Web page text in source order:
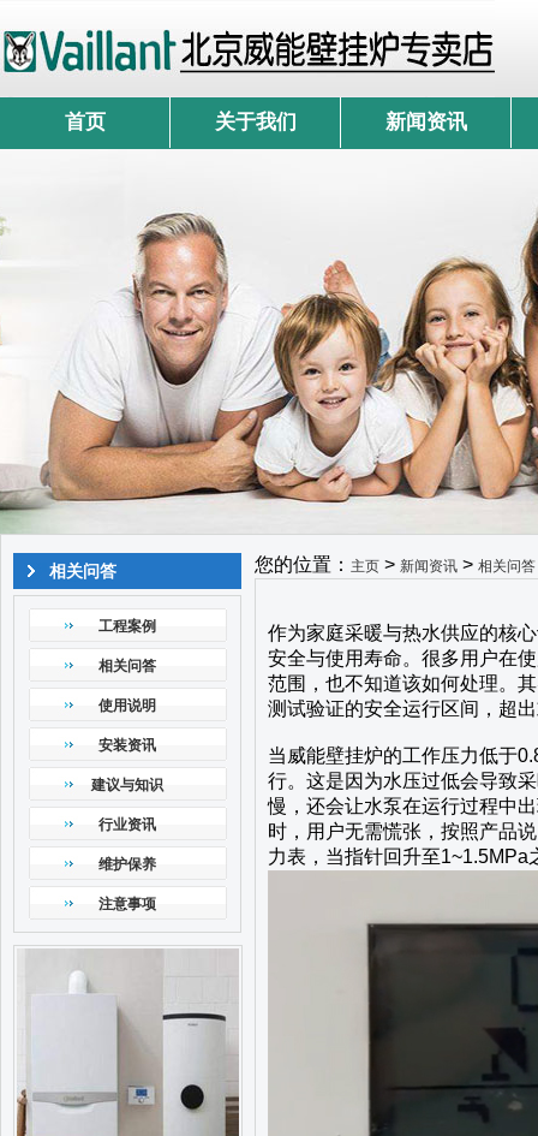
首页 关于我们 新闻资讯
相关问答
工程案例
相关问答
使用说明
安装资讯
建议与知识
行业资讯
维护保养
注意事项
您的位置： 主页 > 新闻资讯 > 相关问答
作为家庭采暖与热水供应的核
安全与使用寿命。很多用户在
范围，也不知道该如何处理。
测试验证的安全运行区间，超
当威能壁挂炉的工作压力低于
行。这是因为水压过低会导致
慢，还会让水泵在运行过程中
时，用户无需慌张，按照产品
力表，当指针回升至